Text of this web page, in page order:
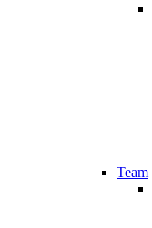
Team